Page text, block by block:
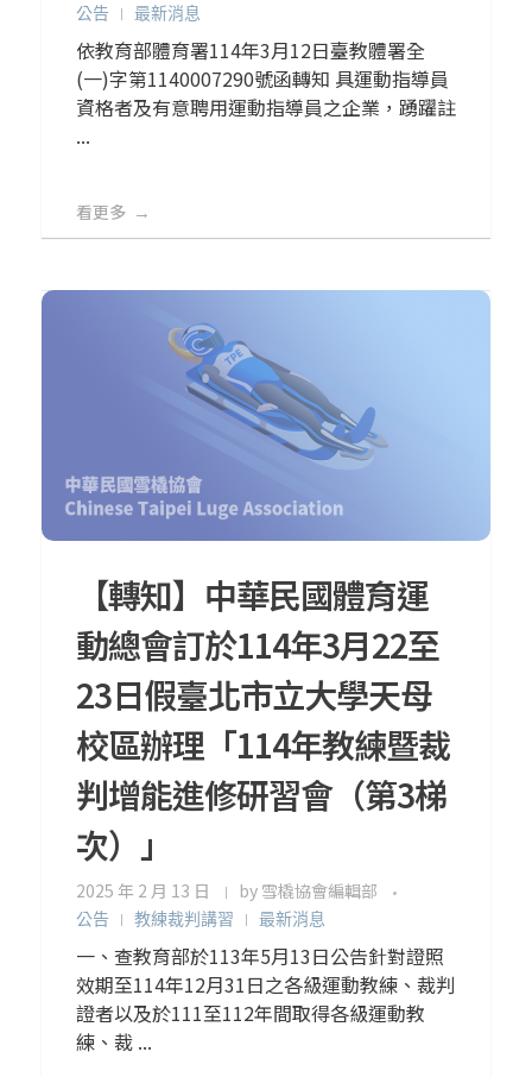
公告 最新消息
依教育部體育署114年3月12日臺教體署全
(一)字第1140007290號函轉知 具運動指導員
資格者及有意聘用運動指導員之企業，踴躍註
...
看更多
【轉知】中華民國體育運
動總會訂於114年3月22至
23日假臺北市立大學天母
校區辦理「114年教練暨裁
判增能進修研習會（第3梯
次）」
2025 年 2 月 13 日 by 雪橇協會編輯部
公告 教練裁判講習 最新消息
一、查教育部於113年5月13日公告針對證照
效期至114年12月31日之各級運動教練、裁判
證者以及於111至112年間取得各級運動教
練、裁 ...